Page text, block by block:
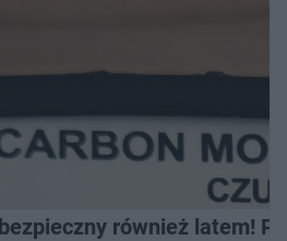
również latem!